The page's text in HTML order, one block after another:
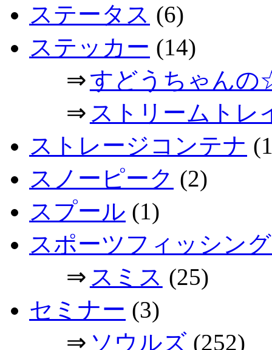
ステータス (6)
ステッカー (14)
⇒すどうちゃん
⇒ ストリームトレ
ストレージコンテナ
スノーピーク (2)
スプール (1)
スポーツフィッシン
⇒ スミス (25)
セミナー (3)
⇒ ソウルズ(252)